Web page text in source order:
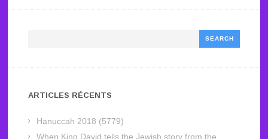
ARTICLES RÉCENTS
Hanuccah 2018 (5779)
When King David tells the Jewish story from the